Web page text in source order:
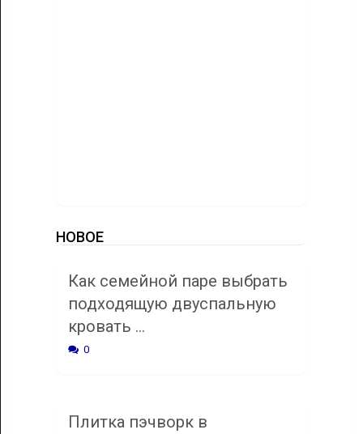
НОВОЕ
Как семейной паре выбрать
подходящую двуспальную
кровать …
0
Плитка пэчворк в